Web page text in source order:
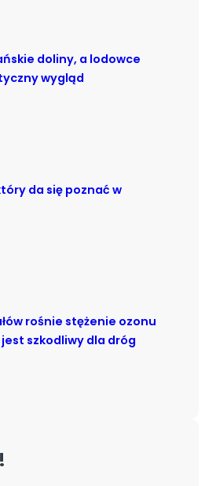
doliny, a lodowce
wygląd
da się poznać w
rośnie stężenie ozonu
szkodliwy dla dróg